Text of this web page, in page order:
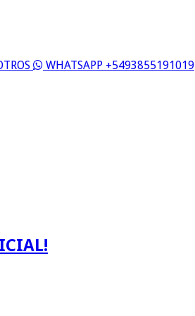
WHATSAPP +5493855191019